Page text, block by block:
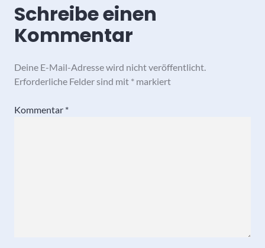
Schreibe einen
Kommentar
Deine E-Mail-Adresse wird nicht veröffentlicht.
Erforderliche Felder sind mit * markiert
Kommentar *